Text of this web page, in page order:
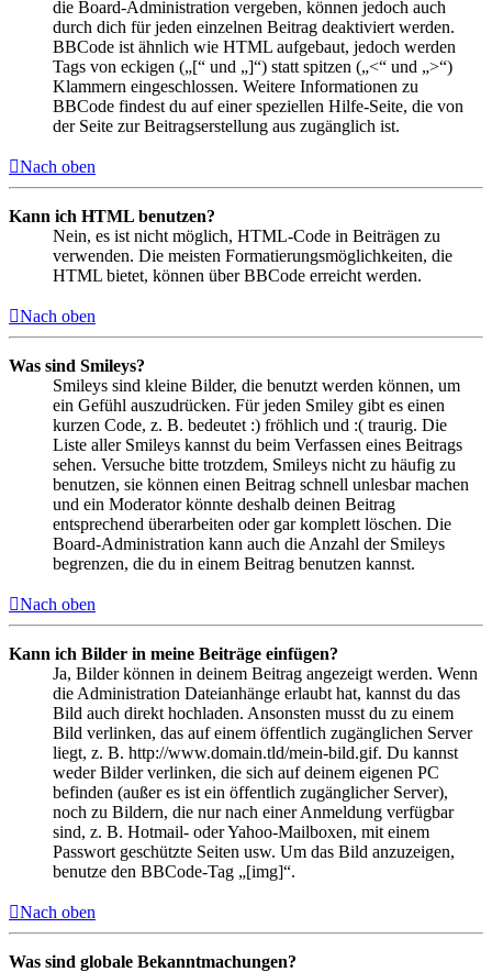
die Board-Administration vergeben, können jedoch auch
durch dich für jeden einzelnen Beitrag deaktiviert werden.
BBCode ist ähnlich wie HTML aufgebaut, jedoch werden
Tags von eckigen („[“ und „]“) statt spitzen („<“ und „>“)
Klammern eingeschlossen. Weitere Informationen zu
BBCode findest du auf einer speziellen Hilfe-Seite, die von
der Seite zur Beitragserstellung aus zugänglich ist.
Nach oben
Kann ich HTML benutzen?
Nein, es ist nicht möglich, HTML-Code in Beiträgen zu
verwenden. Die meisten Formatierungsmöglichkeiten, die
HTML bietet, können über BBCode erreicht werden.
Nach oben
Was sind Smileys?
Smileys sind kleine Bilder, die benutzt werden können, um
ein Gefühl auszudrücken. Für jeden Smiley gibt es einen
kurzen Code, z. B. bedeutet :) fröhlich und :( traurig. Die
Liste aller Smileys kannst du beim Verfassen eines Beitrags
sehen. Versuche bitte trotzdem, Smileys nicht zu häufig zu
benutzen, sie können einen Beitrag schnell unlesbar machen
und ein Moderator könnte deshalb deinen Beitrag
entsprechend überarbeiten oder gar komplett löschen. Die
Board-Administration kann auch die Anzahl der Smileys
begrenzen, die du in einem Beitrag benutzen kannst.
Nach oben
Kann ich Bilder in meine Beiträge einfügen?
Ja, Bilder können in deinem Beitrag angezeigt werden. Wenn
die Administration Dateianhänge erlaubt hat, kannst du das
Bild auch direkt hochladen. Ansonsten musst du zu einem
Bild verlinken, das auf einem öffentlich zugänglichen Server
liegt, z. B. http://www.domain.tld/mein-bild.gif. Du kannst
weder Bilder verlinken, die sich auf deinem eigenen PC
befinden (außer es ist ein öffentlich zugänglicher Server),
noch zu Bildern, die nur nach einer Anmeldung verfügbar
sind, z. B. Hotmail- oder Yahoo-Mailboxen, mit einem
Passwort geschützte Seiten usw. Um das Bild anzuzeigen,
benutze den BBCode-Tag „[img]“.
Nach oben
Was sind globale Bekanntmachungen?